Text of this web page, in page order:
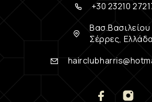
+30 23210
Βασ.Βασιλείου
Σέρρες, Ελλάδα